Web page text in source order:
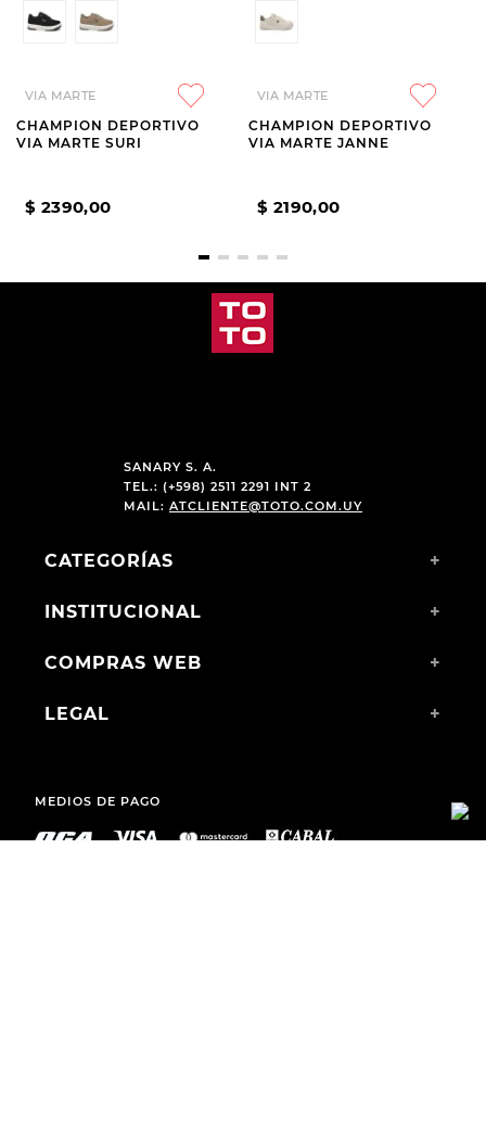
VIA MARTE
CHAMPION DEPORTIVO
VIA MARTE SURI
$ 2390,00
VIA MARTE
CHAMPION DEPORTIVO
VIA MARTE JANNE
$ 2190,00
SANARY S. A.
TEL.: (+598) 2511 2291 INT 2
MAIL: ATCLIENTE@TOTO.COM.UY
CATEGORÍAS +
INSTITUCIONAL +
COMPRAS WEB +
LEGAL +
MEDIOS DE PAGO